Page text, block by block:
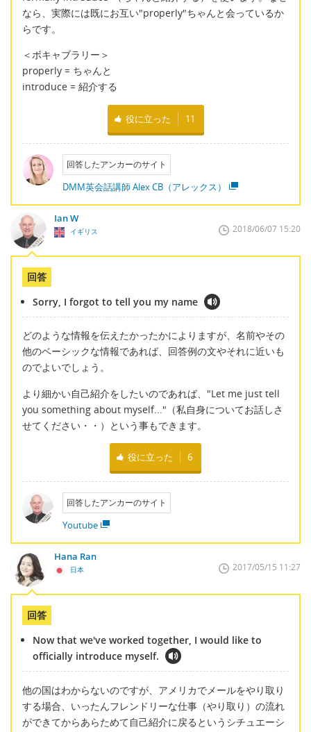
なら、実際には既にお互い"properly"ちゃんと会っているか
らです。
＜ボキャブラリー＞
properly = ちゃんと
introduce = 紹介する
役に立った 11
回答したアンカーのサイト
DMM英会話講師 Alex CB（アレックス）
Ian W
イギリス 2018/06/07 15:20
回答
Sorry, I forgot to tell you my name
どのような情報を伝えたかったかによりますが、名前やその
他のベーシックな情報であれば、回答例の文やそれに近いも
のでよいでしょう。
より細かい自己紹介をしたいのであれば、"Let me just tell
you something about myself..."（私自身についてお話しさ
せてください・・）という事もできます。
役に立った 6
回答したアンカーのサイト
Youtube
Hana Ran
日本 2017/05/15 11:27
回答
Now that we've worked together, I would like to
officially introduce myself.
他の国はわからないのですが、アメリカでメールをやり取り
する場合、いったんフレンドリーな仕事（やり取り）の流れ
ができてからあらためて自己紹介に戻るというシチュエーシ